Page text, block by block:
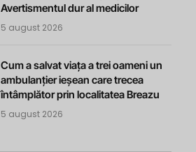
Avertismentul dur al medicilor
5 august 2026
Cum a salvat viața a trei oameni un
ambulanțier ieșean care trecea
întâmplător prin localitatea Breazu
5 august 2026